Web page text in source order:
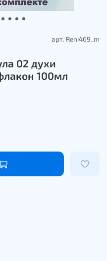
арт. Reni469_m
02 духи
100мл